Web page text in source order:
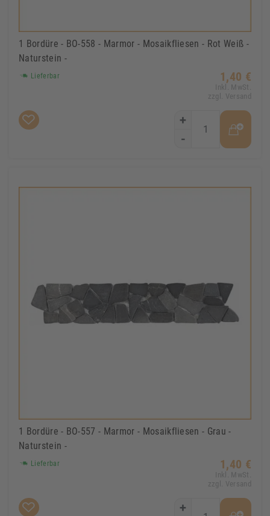
1 Bordüre - BO-558 - Marmor - Mosaikfliesen - Rot Weiß -
Naturstein -
Lieferbar 1,40 €
Inkl. MwSt.
zzgl. Versand
+
-
1 Bordüre - BO-557 - Marmor - Mosaikfliesen - Grau -
Naturstein -
Lieferbar 1,40 €
Inkl. MwSt.
zzgl. Versand
+